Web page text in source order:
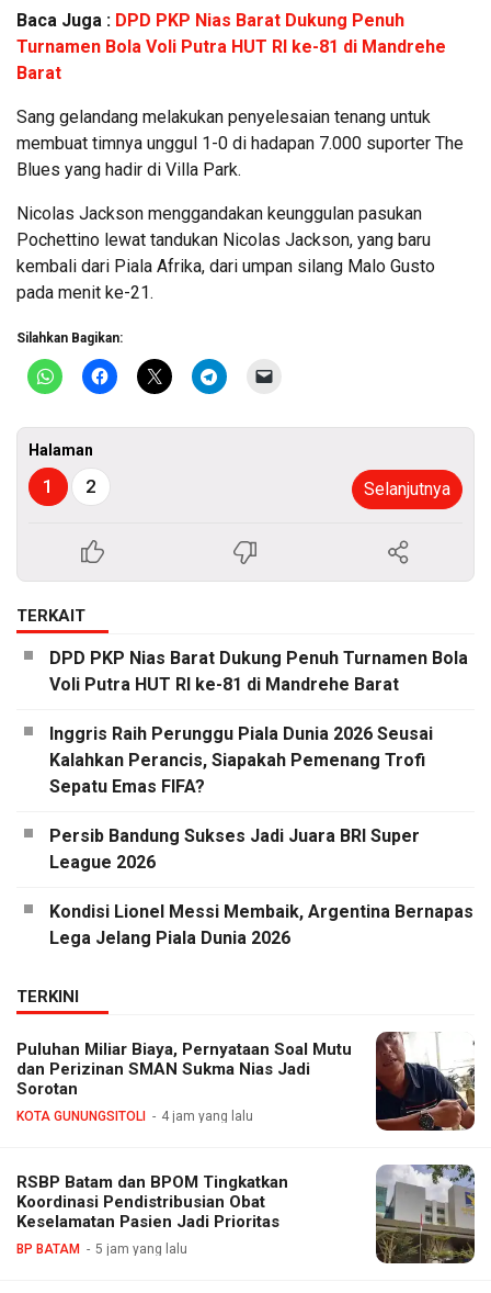
Baca Juga : DPD PKP Nias Barat Dukung Penuh
Turnamen Bola Voli Putra HUT RI ke-81 di Mandrehe
Barat
Sang gelandang melakukan penyelesaian tenang untuk
membuat timnya unggul 1-0 di hadapan 7.000 suporter The
Blues yang hadir di Villa Park.
Nicolas Jackson menggandakan keunggulan pasukan
Pochettino lewat tandukan Nicolas Jackson, yang baru
kembali dari Piala Afrika, dari umpan silang Malo Gusto
pada menit ke-21.
Silahkan Bagikan:
Halaman
1 2 Selanjutnya
TERKAIT
DPD PKP Nias Barat Dukung Penuh Turnamen Bola
Voli Putra HUT RI ke-81 di Mandrehe Barat
Inggris Raih Perunggu Piala Dunia 2026 Seusai
Kalahkan Perancis, Siapakah Pemenang Trofi
Sepatu Emas FIFA?
Persib Bandung Sukses Jadi Juara BRI Super
League 2026
Kondisi Lionel Messi Membaik, Argentina Bernapas
Lega Jelang Piala Dunia 2026
TERKINI
Puluhan Miliar Biaya, Pernyataan Soal Mutu
dan Perizinan SMAN Sukma Nias Jadi
Sorotan
KOTA GUNUNGSITOLI 4 jam yang lalu
RSBP Batam dan BPOM Tingkatkan
Koordinasi Pendistribusian Obat
Keselamatan Pasien Jadi Prioritas
BP BATAM 5 jam yang lalu